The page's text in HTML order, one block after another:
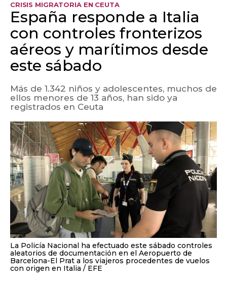
CRISIS MIGRATORIA EN CEUTA
España responde a Italia
con controles fronterizos
aéreos y marítimos desde
este sábado
Más de 1.342 niños y adolescentes, muchos de
ellos menores de 13 años, han sido ya
registrados en Ceuta
La Policía Nacional ha efectuado este sábado controles
aleatorios de documentación en el Aeropuerto de
Barcelona-El Prat a los viajeros procedentes de vuelos
con origen en Italia
EFE